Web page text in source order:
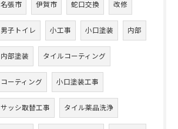
名張市 伊賀市 蛇口交換 改修
男子トイレ 小工事 小口塗装 内部
内部塗装 タイルコーティング
コーティング 小口塗装工事
サッシ取替工事 タイル薬品洗浄